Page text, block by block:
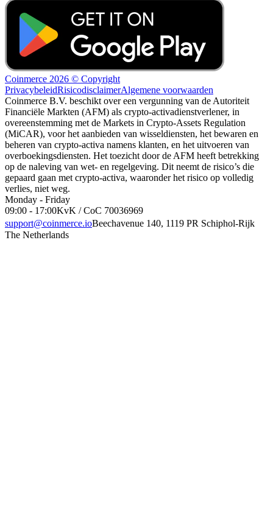
Coinmerce 2026 © Copyright
PrivacybeleidRisicodisclaimerAlgemene voorwaarden
Coinmerce B.V. beschikt over een vergunning van de Autoriteit
Financiële Markten (AFM) als crypto-activadienstverlener, in
overeenstemming met de Markets in Crypto-Assets Regulation
(MiCAR), voor het aanbieden van wisseldiensten, het bewaren en
beheren van crypto-activa namens klanten, en het uitvoeren van
overboekingsdiensten. Het toezicht door de AFM heeft betrekking
op de naleving van wet- en regelgeving. Dit neemt de risico’s die
gepaard gaan met crypto-activa, waaronder het risico op volledig
verlies, niet weg.
Monday - Friday
09:00 - 17:00KvK / CoC 70036969
support@coinmerce.ioBeechavenue 140, 1119 PR Schiphol-Rijk
The Netherlands